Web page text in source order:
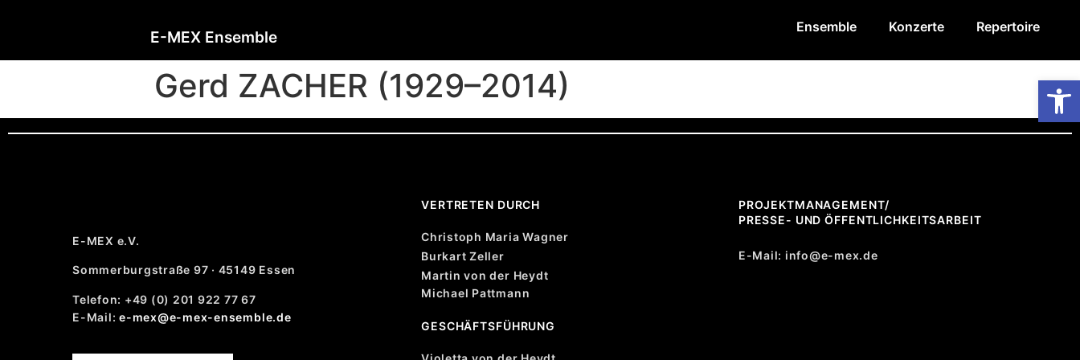
E-MEX Ensemble
Ensemble Konzerte Repertoire
Gerd ZACHER (1929–2014)
E-MEX e.V.
Sommerburgstraße 97 · 45149 Essen
Telefon: +49 (0) 201 922 77 67
E-Mail:e-mex@e-mex-ensemble.de
VERTRETEN DURCH
Christoph Maria Wagner
Burkart Zeller
Martin von der Heydt
Michael Pattmann
GESCHÄFTSFÜHRUNG
PROJEKTMANAGEMENT/
PRESSE- UND ÖFFENTLICHKEITSARBEIT
E-Mail: info@e-mex.de